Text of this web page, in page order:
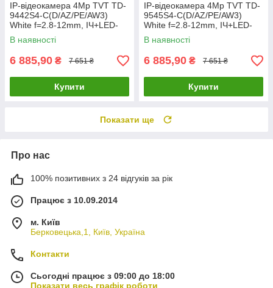
IP-відеокамера 4Mp TVT TD-
9442S4-C(D/AZ/PE/AW3)
White f=2.8-12mm, ІЧ+LED-
підсвічування, з мікрофоном
В наявності
6 885,90 ₴ 7 651 ₴
Купити
IP-відеокамера 4Mp TVT TD-
9545S4-C(D/AZ/PE/AW3)
White f=2.8-12mm, ІЧ+LED-
підсвічування, з мікрофоном
(77-00372)
В наявності
6 885,90 ₴ 7 651 ₴
Купити
Показати ще
Про нас
100% позитивних з 24 відгуків за рік
Працює з 10.09.2014
м. Київ
Берковецька,1, Київ, Україна
Контакти
Сьогодні працює з 09:00 до 18:00
Показати весь графік роботи